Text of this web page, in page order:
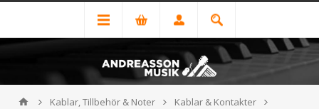
Kablar, Tillbehör & Noter
Kablar & Kontakter